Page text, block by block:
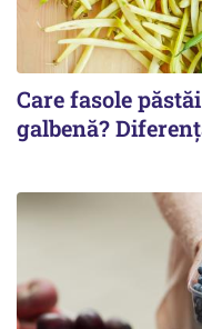
Care fasole
galbenă?